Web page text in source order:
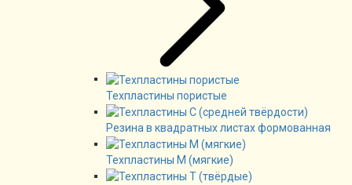
Техпластины пористые
Резина в квадратных листах формованная
Техпластины М (мягкие)